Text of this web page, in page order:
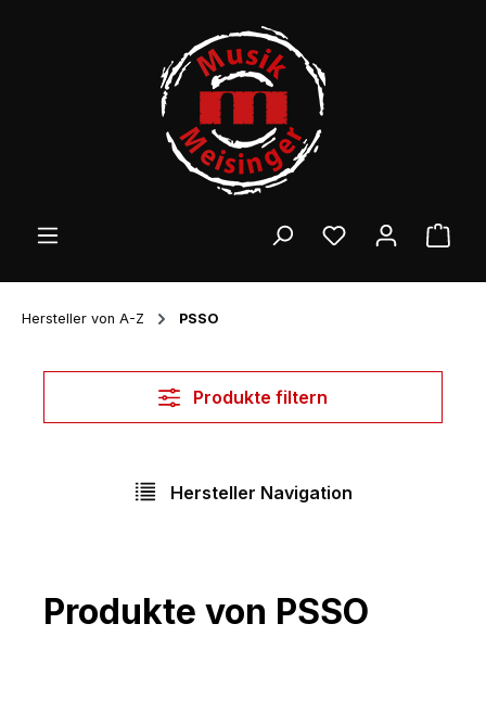
Hersteller von A-Z PSSO
Produkte filtern
Hersteller Navigation
Produkte von PSSO